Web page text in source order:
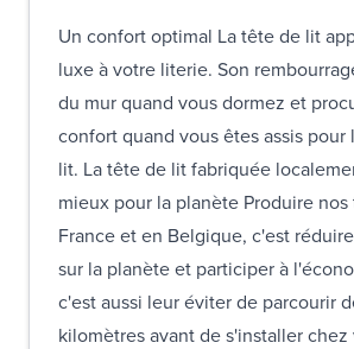
Un confort optimal La tête de lit
luxe à votre literie. Son
du mur quand vous dormez et
confort quand vous êtes assis pour
lit. La tête de lit fabriquée
mieux pour la planète Produire
France et en Belgique, c'est
sur la planète et participer à
c'est aussi leur éviter de parcourir
kilomètres avant de s'installer chez